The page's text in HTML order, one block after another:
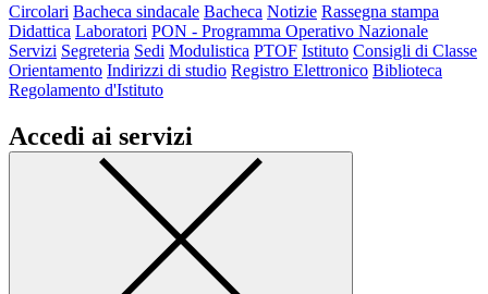
Circolari Bacheca sindacale Bacheca Notizie Rassegna stampa
Didattica Laboratori PON - Programma Operativo Nazionale
Servizi Segreteria Sedi Modulistica PTOF Istituto Consigli di Classe
Orientamento Indirizzi di studio Registro Elettronico Biblioteca
Regolamento d'Istituto
Accedi ai servizi